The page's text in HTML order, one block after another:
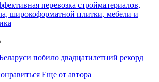
перевозка стройматериалов,
широкоформатной плитки, мебели и
побило двадцатилетний рекорд
Еще от автора